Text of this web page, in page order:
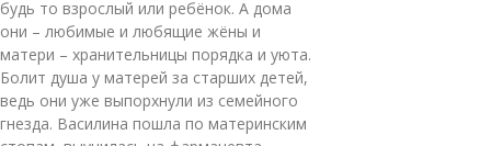
будь то взрослый или ребёнок. А дома
они – любимые и любящие жёны и
матери – хранительницы порядка и уюта.
Болит душа у матерей за старших детей,
ведь они уже выпорхнули из семейного
гнезда. Василина пошла по материнским